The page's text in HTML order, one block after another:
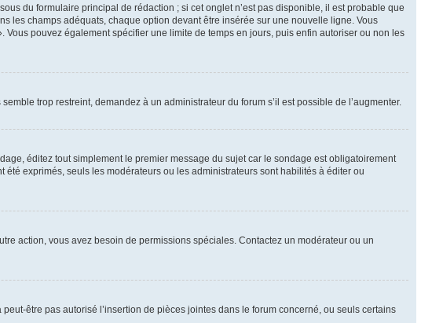
du formulaire principal de rédaction ; si cet onglet n’est pas disponible, il est probable que
les champs adéquats, chaque option devant être insérée sur une nouvelle ligne. Vous
pouvez également spécifier une limite de temps en jours, puis enfin autoriser ou non les
trop restreint, demandez à un administrateur du forum s’il est possible de l’augmenter.
éditez tout simplement le premier message du sujet car le sondage est obligatoirement
exprimés, seuls les modérateurs ou les administrateurs sont habilités à éditer ou
action, vous avez besoin de permissions spéciales. Contactez un modérateur ou un
être pas autorisé l’insertion de pièces jointes dans le forum concerné, ou seuls certains